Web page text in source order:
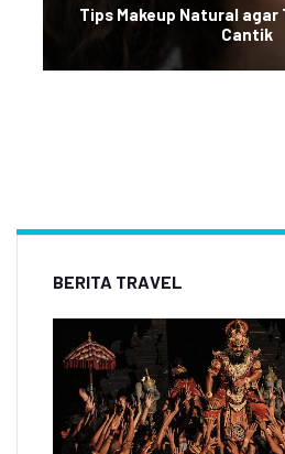
Tips Makeup Natural
Cantik
BERITA TRAVEL